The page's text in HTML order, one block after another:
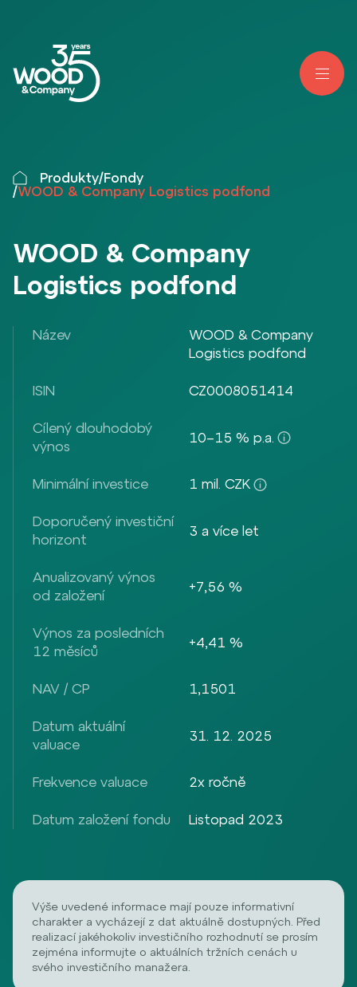
Produkty/Fondy
/WOOD & Company Logistics podfond
WOOD & Company
Logistics podfond
Název
WOOD & Company
Logistics podfond
ISIN CZ0008051414
Cílený dlouhodobý
výnos
10–15 % p.a.
Minimální investice 1 mil. CZK
Doporučený investiční
horizont
3 a více let
Anualizovaný výnos
od založení
+7,56 %
Výnos za posledních
12 měsíců
+4,41 %
NAV / CP 1,1501
Datum aktuální
valuace
31. 12. 2025
Frekvence valuace 2x ročně
Datum založení fondu Listopad 2023
Výše uvedené informace mají pouze informativní
charakter a vycházejí z dat aktuálně dostupných. Před
realizací jakéhokoliv investičního rozhodnutí se prosím
zejména informujte o aktuálních tržních cenách u
svého investičního manažera.